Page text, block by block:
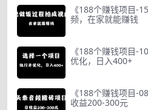
《188个赚钱项目-
频，在家就能赚钱
《188个赚钱项目-
优化，日入400+
《188个赚钱项目-
收益200-300元